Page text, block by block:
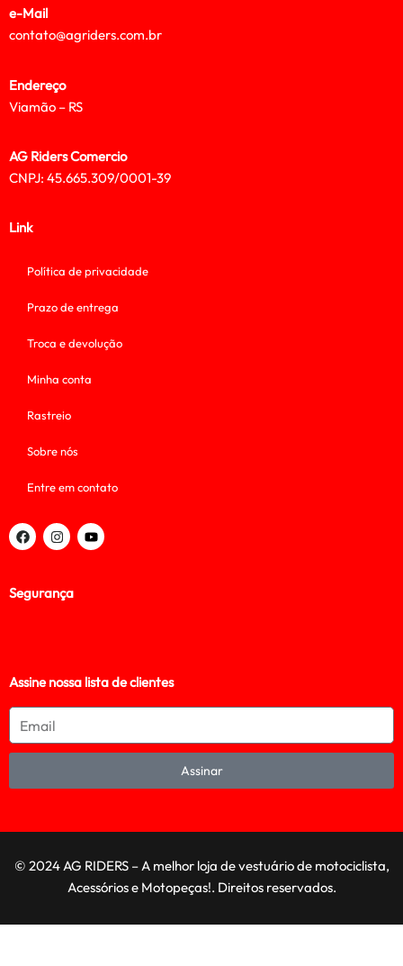
e-Mail
contato@agriders.com.br
Endereço
Viamão – RS
AG Riders Comercio
CNPJ: 45.665.309/0001-39
Link
Política de privacidade
Prazo de entrega
Troca e devolução
Minha conta
Rastreio
Sobre nós
Entre em contato
Segurança
Assine nossa lista de clientes
Assinar
© 2024 AG RIDERS – A melhor loja de vestuário de motociclista,
Acessórios e Motopeças!. Direitos reservados.